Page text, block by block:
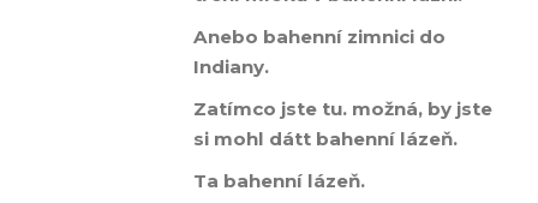
Anebo bahenní zimnici do
Indiany.
Zatímco jste tu. možná, by jste
si mohl dátt bahenní lázeň.
Ta bahenní lázeň.